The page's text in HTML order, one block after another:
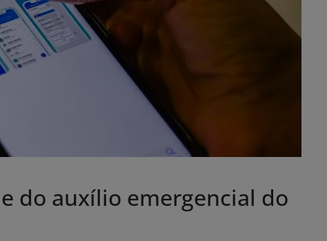
do auxílio emergencial do